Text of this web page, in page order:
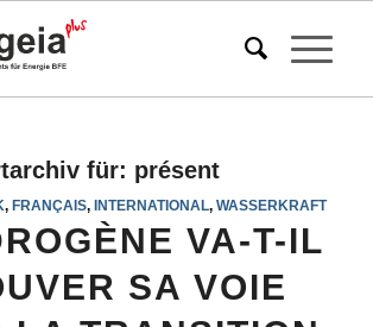
für: présent
,FRANÇAIS,INTERNATIONAL,WASSERKRAFT
VA-T-IL
SA VOIE